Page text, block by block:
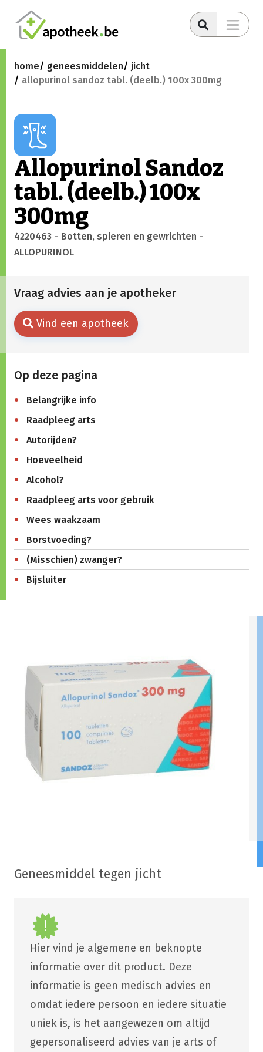
home geneesmiddelen
jicht
allopurinol sandoz tabl. (deelb.) 100x 300mg
Allopurinol Sandoz
tabl. (deelb.) 100x
300mg
4220463 - Botten, spieren en gewrichten -
ALLOPURINOL
Vraag advies aan je apotheker
Vind een apotheek
Op deze pagina
Belangrijke info
Raadpleeg arts
Autorijden?
Hoeveelheid
Alcohol?
Raadpleeg arts voor gebruik
Wees waakzaam
Borstvoeding?
(Misschien) zwanger?
Bijsluiter
Geneesmiddel tegen jicht
Hier vind je algemene en beknopte
informatie over dit product. Deze
informatie is geen medisch advies en
omdat iedere persoon en iedere situatie
uniek is, is het aangewezen om altijd
gepersonaliseerd advies van je arts of